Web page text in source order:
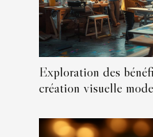
Exploration des
création visuelle